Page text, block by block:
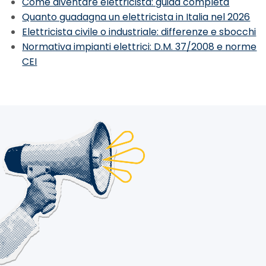
Quanto guadagna un elettricista in Italia nel 2026
Elettricista civile o industriale: differenze e sbocchi
Normativa impianti elettrici: D.M. 37/2008 e norme
CEI